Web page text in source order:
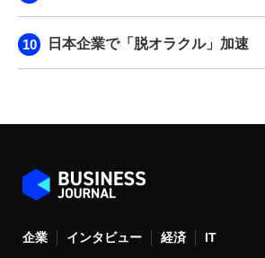
日本企業で「脱オラクル」加速
企業 インタビュー 経済 IT